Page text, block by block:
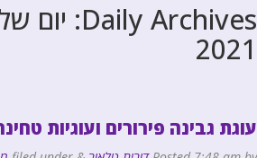
Daily Archives:
2021
עוגת גבינה פירורים ועוגיות